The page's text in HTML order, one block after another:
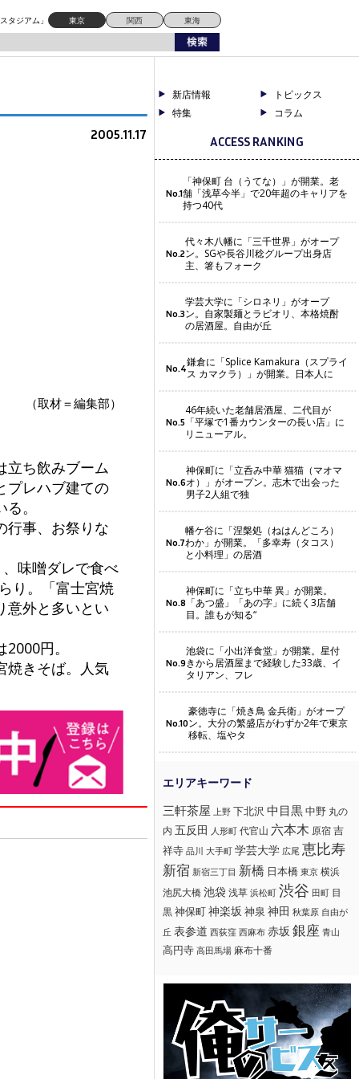
タジアム」 東京 関西 東海
2005.11.17
（取材＝編集部）
立ち飲みブーム
プレハブ建ての
。
行事、お祭りな
味噌ダレで食べ
り。「富士宮焼
意外と多いとい
円。
焼きそば。人気
新店情報
トピックス
特集
コラム
ACCESS RANKING
No.1
「神保町 台（うてな）」が開業。老
舗「浅草今半」で20年超のキャリアを
持つ40代
No.2
代々木八幡に「三千世界」がオープ
ン。SGや長谷川稔グループ出身店
主、箸もフォーク
No.3
学芸大学に「シロネリ」がオープ
ン。自家製麺とラビオリ、本格焼酎
の居酒屋。自由が丘
No.4鎌倉に「Splice Kamakura（スプライ
ス カマクラ）」が開業。日本人に
No.5
46年続いた老舗居酒屋、二代目が
「平塚で1番カウンターの長い店」に
リニューアル。
No.6
神保町に「立呑み中華 猫猫（マオマ
オ）」がオープン。志木で出会った
男子2人組で独
No.7
幡ケ谷に「涅槃処（ねはんどころ）
わか」が開業。「多幸寿（タコス）
と小料理」の居酒
No.8
神保町に「立ち中華 異」が開業。
「あつ盛」「あの字」に続く3店舗
目。誰もが知る“
No.9
池袋に「小出洋食堂」が開業。星付
きから居酒屋まで経験した33歳、イ
タリアン、フレ
No.10
豪徳寺に「焼き鳥 金兵衛」がオープ
ン。大分の繁盛店がわずか2年で東京
移転、塩やタ
三軒茶屋 上野 下北沢 中目黒中野 丸の
内 五反田 人形町 代官山 六本木 原宿 吉
祥寺 品川 大手町 学芸大学 広尾 恵比寿
新宿 新宿三丁目 新橋 日本橋 東京 横浜
池尻大橋 池袋浅草 浜松町 渋谷 田町 目
黒神保町神楽坂 神泉 神田 秋葉原 自由が
丘 表参道 西荻窪 西麻布 赤坂 銀座 青山
高円寺 高田馬場 麻布十番